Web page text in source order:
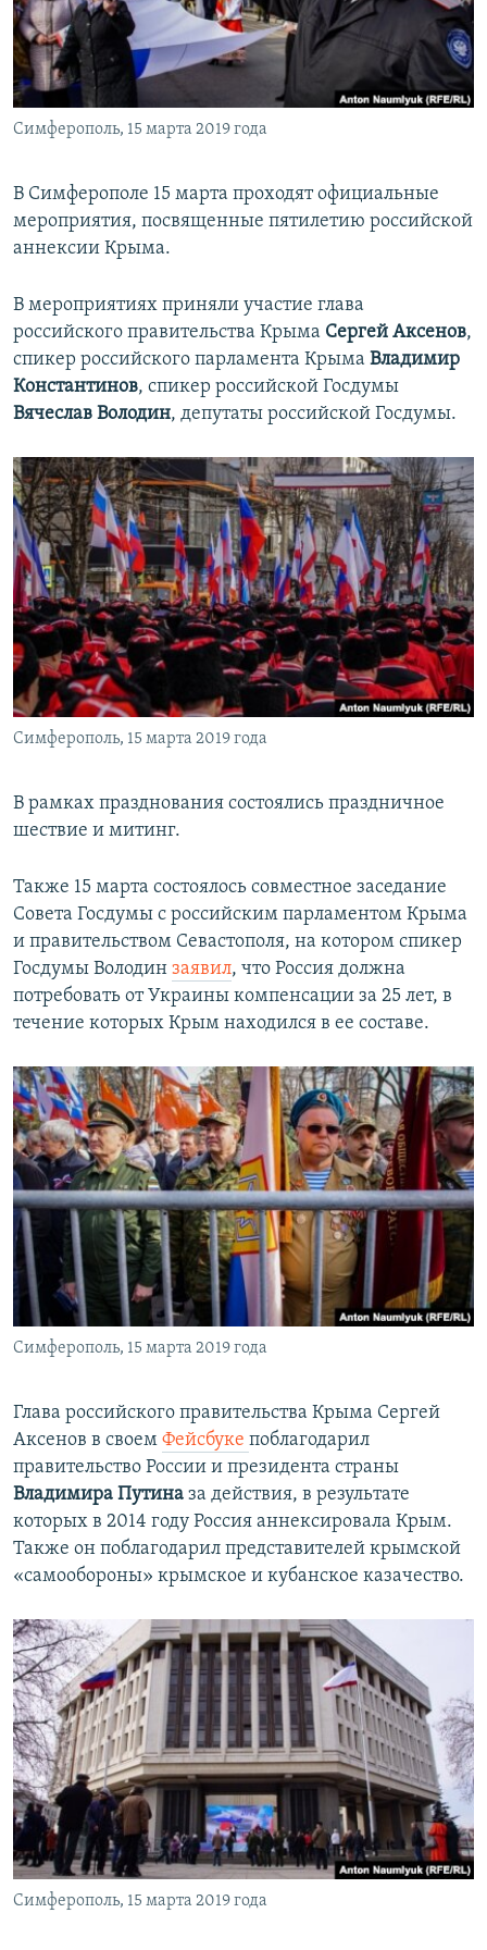
ПОБЕДИТЕЛЕЙ НЕ СУДЯТ?
КРЫМ.НЕПОКОРЕННЫЙ
УКРАИНСКАЯ ПРОБЛЕМА КРЫМА
ПРИСОЕДИНЯЙТЕСЬ!
Симферополь, 15 марта 2019 года
В Симферополе 15 марта проходят официальные
мероприятия, посвященные пятилетию российской
аннексии Крыма.
В мероприятиях приняли участие глава
российского правительства Крыма Сергей Аксенов,
спикер российского парламента Крыма Владимир
Константинов, спикер российской Госдумы
Вячеслав Володин, депутаты российской Госдумы.
Симферополь, 15 марта 2019 года
В рамках празднования состоялись праздничное
шествие и митинг.
Также 15 марта состоялось совместное заседание
Совета Госдумы с российским парламентом Крыма
и правительством Севастополя, на котором спикер
Госдумы Володин заявил, что Россия должна
потребовать от Украины компенсации за 25 лет, в
течение которых Крым находился в ее составе.
Симферополь, 15 марта 2019 года
Глава российского правительства Крыма Сергей
Аксенов в своем Фейсбуке поблагодарил
правительство России и президента страны
Владимира Путина за действия, в результате
которых в 2014 году Россия аннексировала Крым.
Также он поблагодарил представителей крымской
«самообороны» крымское и кубанское казачество.
Симферополь, 15 марта 2019 года